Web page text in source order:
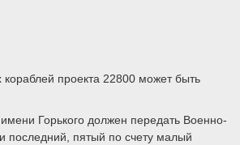
проекта 22800 может быть
Горького должен передать Военно-
последний, пятый по счету малый